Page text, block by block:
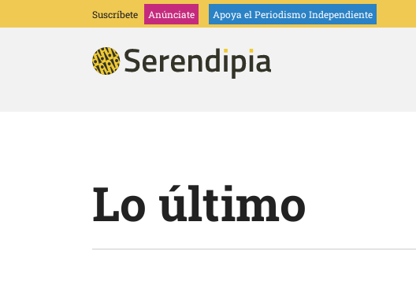
Suscríbete Anúnciate Apoya el Periodismo Independiente
Lo último